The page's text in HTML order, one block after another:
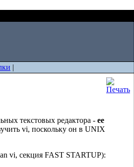
|
текстовых редактора - ee
vi, поскольку он в UNIX
vi, секция FAST STARTUP):